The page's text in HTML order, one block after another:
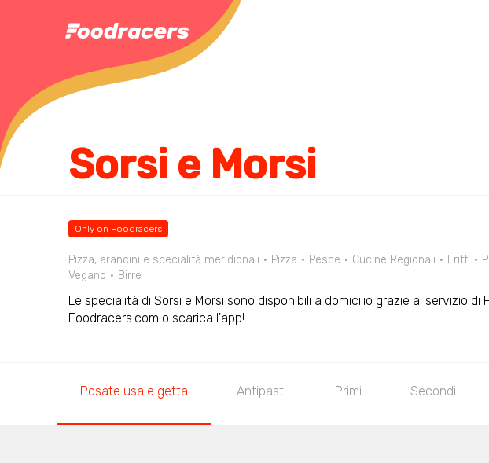
Sorsi e Morsi
Only on Foodracers
Pizza, arancini e specialità meridionali Pizza Pesce Cucine Regionali Fritti
Vegano
Birre
Le specialità di Sorsi e Morsi sono disponibili a domicilio grazie al servizio di
Foodracers.com o scarica l'app!
Posate usa e getta Antipasti Primi Secondi